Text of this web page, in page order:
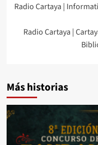
Radio Cartaya |
Radio Cartaya |
Más historias